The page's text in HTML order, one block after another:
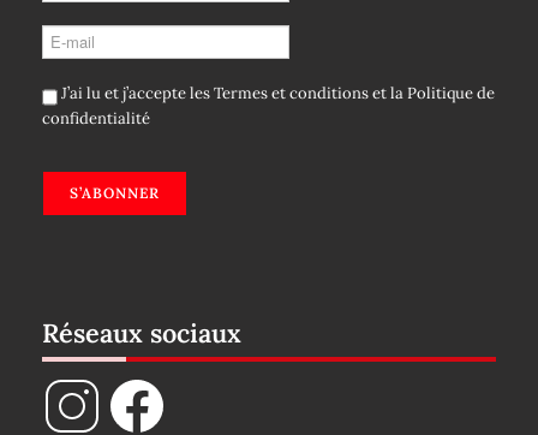
J’ai lu et j’accepte lesTermes et conditionset laPolitique de
confidentialité
S’ABONNER
Réseaux sociaux